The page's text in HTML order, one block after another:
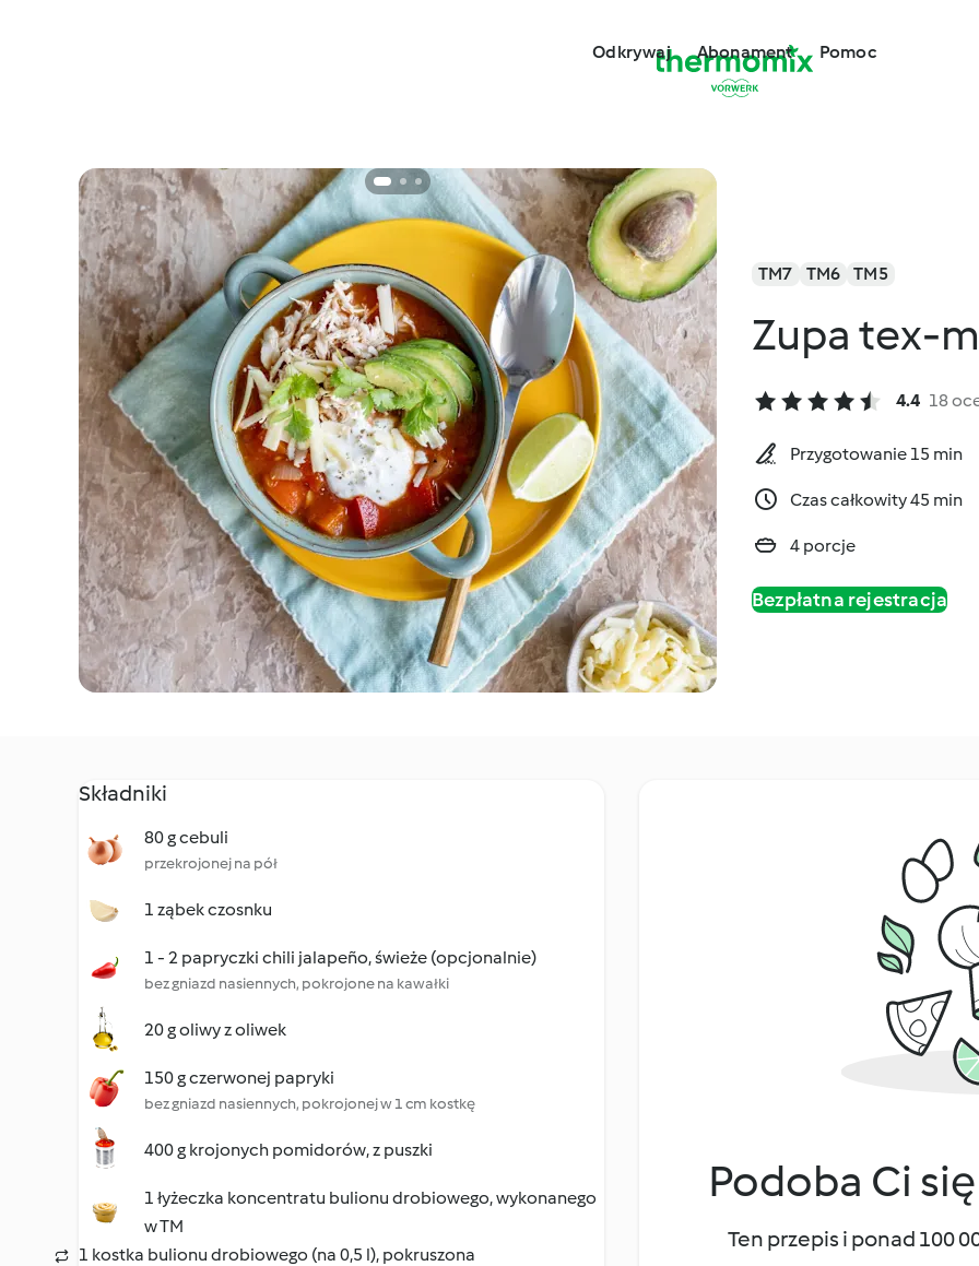
Odkrywaj Abonament Pomoc
TM7 TM6 TM5
Zupa tex-
4.4 18
Przygotowanie 15 min
Czas całkowity 45 min
4 porcje
Bezpłatna rejestracja
Składniki
80 g cebuli
przekrojonej na pół
1 ząbek czosnku
1 - 2 papryczki chili jalapeño, świeże (opcjonalnie)
bez gniazd nasiennych, pokrojone na kawałki
20 g oliwy z oliwek
150 g czerwonej papryki
bez gniazd nasiennych, pokrojonej w 1 cm kostkę
400 g krojonych pomidorów, z puszki
1 łyżeczka koncentratu bulionu drobiowego, wykonanego
w TM
1 kostka bulionu drobiowego (na 0,5 l), pokruszona
Podoba Ci
Ten przepis i ponad 100